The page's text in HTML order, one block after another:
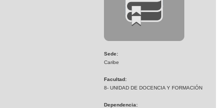
Sede:
Caribe
Facultad:
8- UNIDAD DE DOCENCIA Y FORMACIÓN
Dependencia: